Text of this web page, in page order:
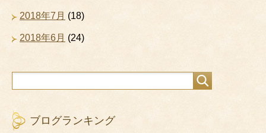
2018年7月 (18)
2018年6月 (24)
ブログランキング